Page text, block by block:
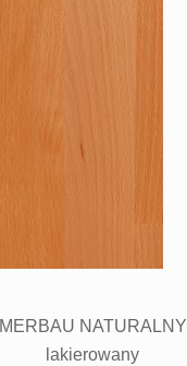
MERBAU NATURALNY
lakierowany